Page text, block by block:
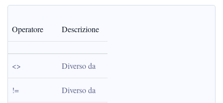
Operatore Descrizione
<> Diverso da
!= Diverso da